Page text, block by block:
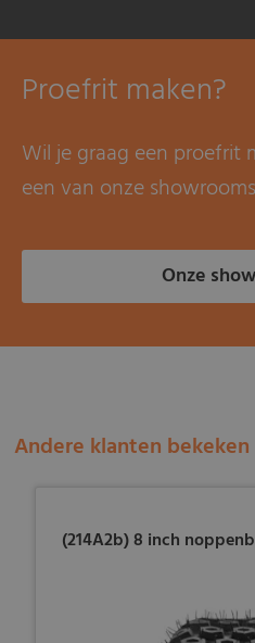
Proefrit maken?
Wil je graag een proefrit
een van onze
Onze
Andere klanten bekeken
(214A2b) 8 inch